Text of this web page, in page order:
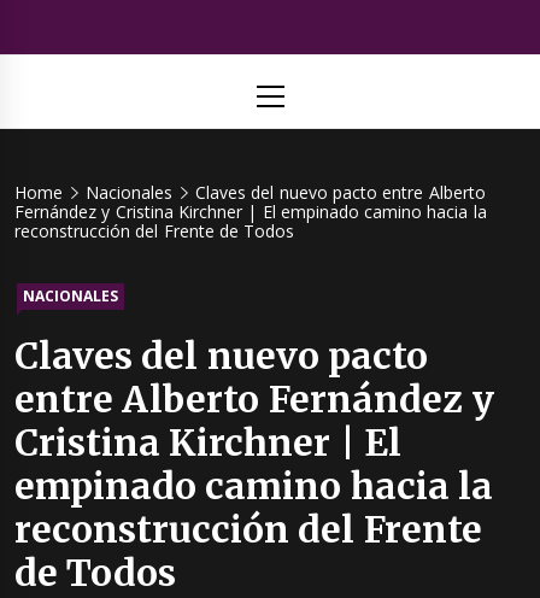
Viral
Menu
Home Nacionales
Claves del nuevo pacto entre Alberto
Fernández y Cristina Kirchner | El empinado camino hacia la
reconstrucción del Frente de Todos
NACIONALES
Claves del nuevo pacto
entre Alberto Fernández y
Cristina Kirchner | El
empinado camino hacia la
reconstrucción del Frente
de Todos